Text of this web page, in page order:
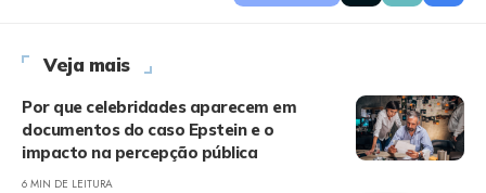
Veja mais
Por que celebridades aparecem em
documentos do caso Epstein e o
impacto na percepção pública
6 MIN DE LEITURA